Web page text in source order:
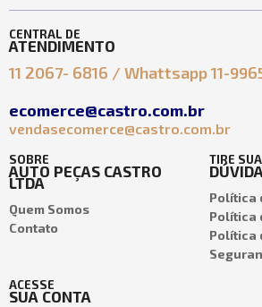
CENTRAL DE
ATENDIMENTO
11 2067- 6816 / Whattsapp 11-
ecomerce@castro.com.br
vendasecomerce@castro.com.br
SOBRE
AUTO PEÇAS CASTRO
LTDA
Quem Somos
Contato
TIRE
Política
Política
Política
ACESSE
SUA CONTA